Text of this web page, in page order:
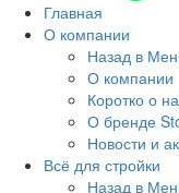
Главная
О компании
Назад в
О компании
Коротко о
О бренде
Новости и
Всё для стройки
Назад в